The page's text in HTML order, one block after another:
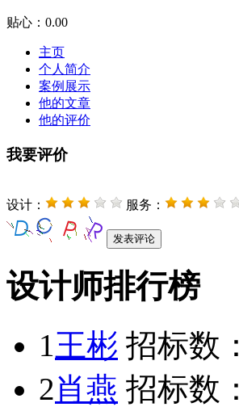
贴心： 0.00
主页
个人简介
案例展示
他的文章
他的评价
我要评价
设计： 服务：
设计师排行榜
1王彬 招标数：
2肖燕 招标数：